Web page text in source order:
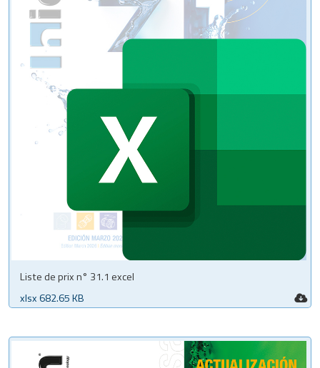
Liste de prix n° 31.1 excel
xlsx 682.65 KB